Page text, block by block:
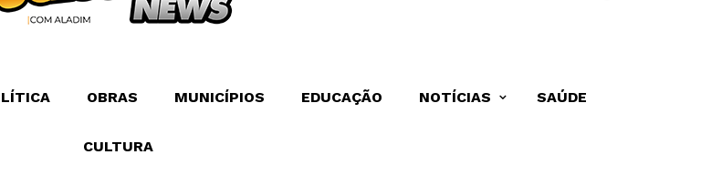
OBRAS MUNICÍPIOS EDUCAÇÃO NOTÍCIAS SAÚDE
CULTURA